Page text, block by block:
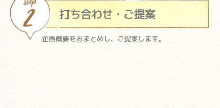
企画概要をおまとめし、ご提案します。